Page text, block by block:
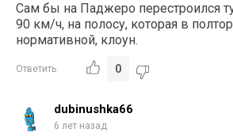
Сам бы на Паджеро перестроился
90 км/ч, на полосу, которая в
нормативной, клоун.
Ответить 0
dubinushka66
6 лет назад